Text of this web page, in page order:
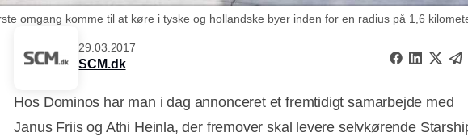
omgang komme til at køre i tyske og hollandske byer inden for en radius på 1,6
29.03.2017
SCM.dk
Hos Dominos har man i dag annonceret et fremtidigt samarbejde med
Janus Friis og Athi Heinla, der fremover skal levere selvkørende